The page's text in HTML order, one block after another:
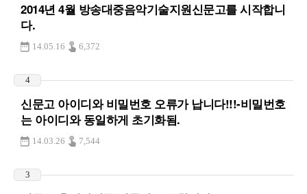
2014년 4월 방송대중음악기술지원신문고를 시작합니
다.
14.05.16 6,372
4
신문고 아이디와 비밀번호 오류가 납니다!!!-비밀번호
는 아이디와 동일하게 초기화됨.
14.03.26 7,544
3